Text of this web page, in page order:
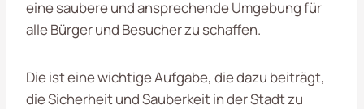
eine saubere und ansprechende Umgebung für
alle Bürger und Besucher zu schaffen.
Die ist eine wichtige Aufgabe, die dazu beiträgt,
die Sicherheit und Sauberkeit in der Stadt zu